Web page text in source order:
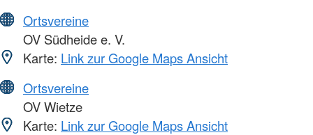
Ortsvereine
OV Südheide e. V.
Karte: Link zur Google Maps Ansicht
Ortsvereine
OV Wietze
Karte: Link zur Google Maps Ansicht